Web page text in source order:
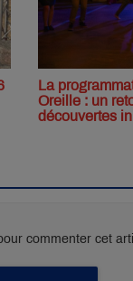
La
Oreille : un
découvertes
commenter cet